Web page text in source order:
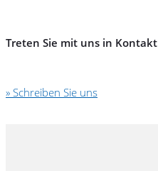
Treten Sie mit uns in Kontakt
» Schreiben Sie uns